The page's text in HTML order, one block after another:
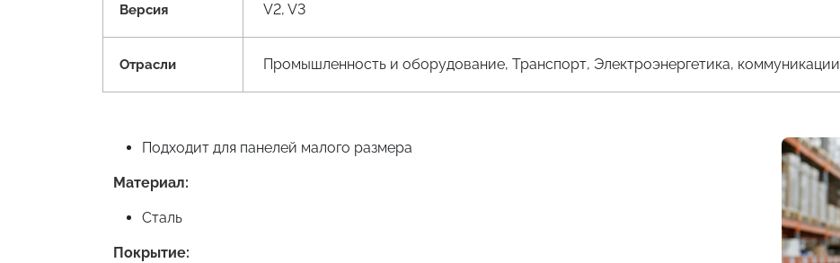
Версия V2, V3
Отрасли Промышленность и оборудование, Транспорт, Электроэнергетика, коммуникации
Подходит для панелей малого размера
Материал:
Сталь
Покрытие: